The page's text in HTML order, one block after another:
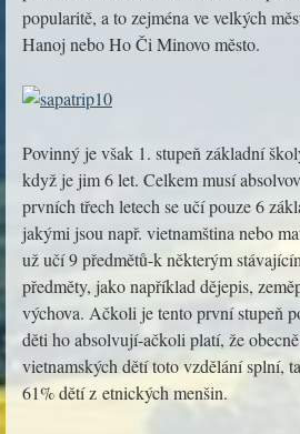
popularitě, a to zejména ve velkých
Hanoj nebo Ho Či Minovo město.
Povinný je však 1. stupeň základní
když je jim 6 let. Celkem musí
prvních třech letech se učí pouze 6
jakými jsou např. vietnamština nebo
už učí 9 předmětů-k některým
předměty, jako například dějepis,
výchova. Ačkoli je tento první stupeň
děti ho absolvují-ačkoli platí, že
vietnamských dětí toto vzdělání splní,
61% dětí z etnických menšin.